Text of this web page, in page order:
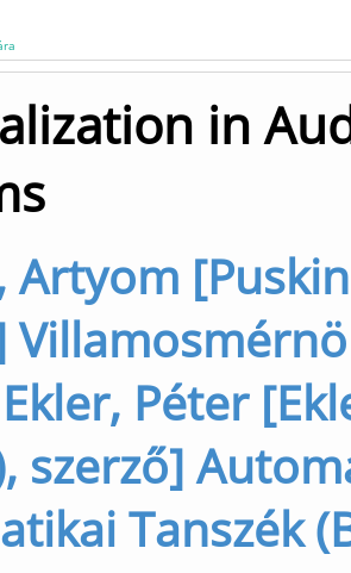
in
Artyom
Ekler, Péter
szerző]
Tanszék